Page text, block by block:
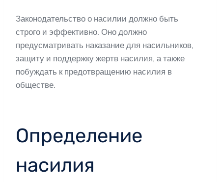
Законодательство о насилии должно быть
строго и эффективно. Оно должно
предусматривать наказание для насильников,
защиту и поддержку жертв насилия, а также
побуждать к предотвращению насилия в
обществе.
Определение
насилия